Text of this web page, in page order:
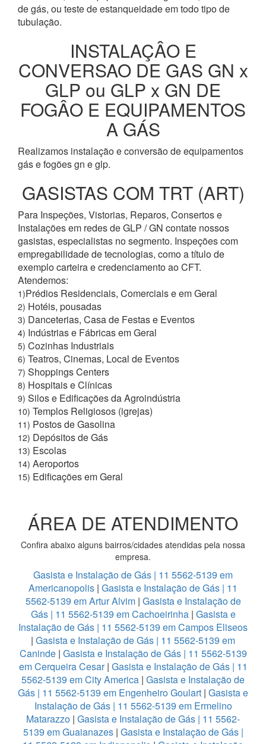
de gás, ou teste de estanqueidade em todo tipo de
tubulação.
INSTALAÇÂO E
CONVERSAO DE GAS GN x
GLP ou GLP x GN DE
FOGÂO E EQUIPAMENTOS
A GÁS
Realizamos instalação e conversão de equipamentos
gás e fogões gn e glp.
GASISTAS COM TRT (ART)
Para Inspeções, Vistorias, Reparos, Consertos e
Instalações em redes de GLP / GN contate nossos
gasistas, especialistas no segmento. Inspeções com
empregabilidade de tecnologias, como a título de
exemplo carteira e credenciamento ao CFT.
Atendemos:
1)Prédios Residenciais, Comerciais e em Geral
2) Hotéis, pousadas
3) Danceterias, Casa de Festas e Eventos
4) Indústrias e Fábricas em Geral
5) Cozinhas Industriais
6) Teatros, Cinemas, Local de Eventos
7) Shoppings Centers
8) Hospitais e Clínicas
9) Silos e Edificações da Agroindústria
10) Templos Religiosos (igrejas)
11) Postos de Gasolina
12) Depósitos de Gás
13) Escolas
14) Aeroportos
15) Edificações em Geral
ÁREA DE ATENDIMENTO
Confira abaixo alguns bairros/cidades atendidas pela nossa
empresa.
Gasista e Instalação de Gás | 11 5562-5139 em
Americanopolis | Gasista e Instalação de Gás | 11
5562-5139 em Artur Alvim | Gasista e Instalação de
Gás | 11 5562-5139 em Cachoeirinha| Gasista e
Instalação de Gás | 11 5562-5139 em Campos Eliseos
| Gasista e Instalação de Gás | 11 5562-5139 em
Caninde| Gasista e Instalação de Gás | 11 5562-5139
em Cerqueira Cesar| Gasista e Instalação de Gás | 11
5562-5139 em City America | Gasista e Instalação de
Gás | 11 5562-5139 em Engenheiro Goulart | Gasista e
Instalação de Gás | 11 5562-5139 em Ermelino
Matarazzo | Gasista e Instalação de Gás | 11 5562-
5139 em Guaianazes| Gasista e Instalação de Gás |